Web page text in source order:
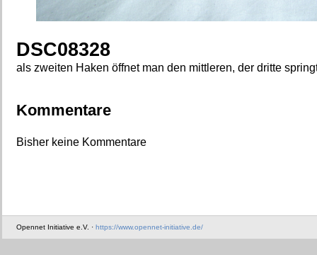
DSC08328
als zweiten Haken öffnet man den mittleren, der dritte
Kommentare
Bisher keine Kommentare
Opennet Initiative e.V. · https://www.opennet-initiative.de/